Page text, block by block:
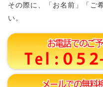
その際に、「お名前」「ご
い。